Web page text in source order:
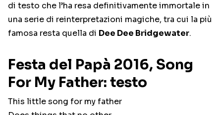
di testo che l’ha resa definitivamente immortale in
una serie di reinterpretazioni magiche, tra cui la più
famosa resta quella di Dee Dee Bridgewater.
Festa del Papà 2016, Song
For My Father: testo
This little song for my father